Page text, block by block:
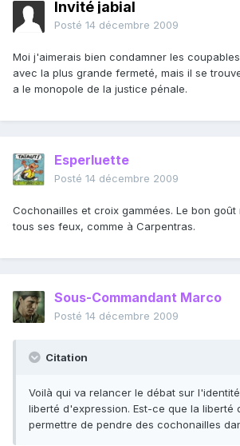
Invité jabial
Posté 14 décembre 2009
Moi j'aimerais bien condamner les
avec la plus grande fermeté, mais il se
a le monopole de la justice pénale.
Esperluette
Posté 14 décembre 2009
Cochonailles et croix gammées. Le bon goût
tous ses feux, comme à Carpentras.
Sous-Commandant Marco
Posté 14 décembre 2009
Citation
Voilà qui va relancer le débat sur
liberté d'expression. Est-ce que la liberté
permettre de pendre des cochonailles